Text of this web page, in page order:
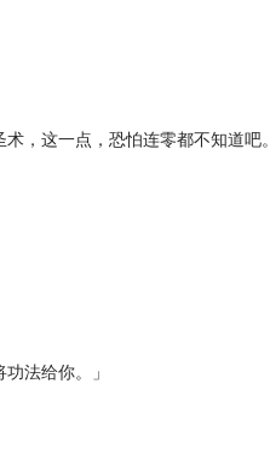
，这一点，恐怕连零都不知道吧。
法给你。」